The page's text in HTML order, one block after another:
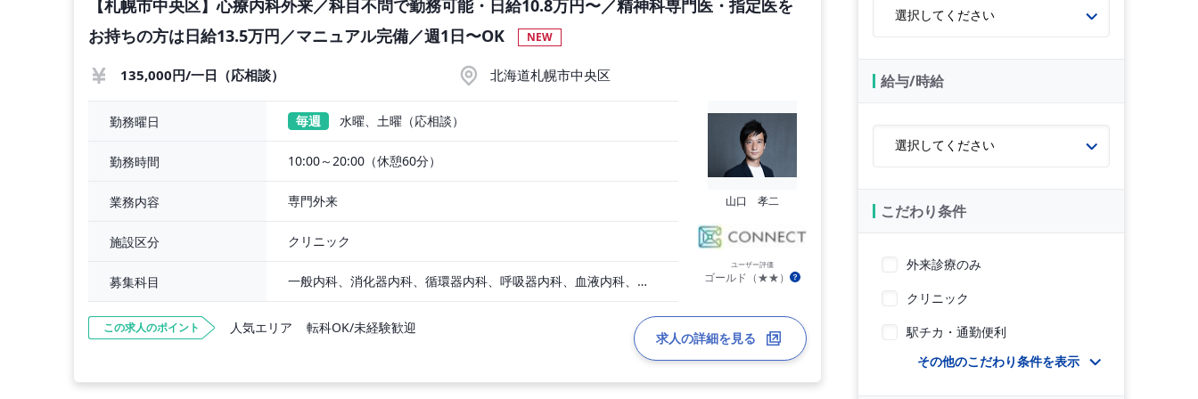
【札幌市中央区】心療内科外来／科目不問で勤務可能・日給10.8万円〜／精神科専門医・指定医を
お持ちの方は日給13.5万円／マニュアル完備／週1日〜OK
NEW
135,000円/一日（応相談） 北海道札幌市中央区
勤務曜日 毎週 水曜、土曜（応相談）
勤務時間 10:00～20:00（休憩60分）
業務内容 専門外来
施設区分 クリニック
募集科目 一般内科、消化器内科、循環器内科、呼吸器内科、血液内科、心療内科、脳神経内科、内分泌内科、老人内科、一般外科、消化器外科、心臓外科、呼吸器外科、脳神経外科、整形外科、形成外科、リハビリテーション科、小児科、産婦人科、婦人科、精神科、眼科、耳鼻咽喉科、皮膚科、泌尿器科、放射線科、人工透析、麻酔科、美容外科、人間ドック・検診、その他
山口 孝二
ユーザー評価
ゴールド（★★）
この求人のポイント 人気エリア 転科OK/未経験歓迎
求人の詳細を見る
給与/時給
こだわり条件
外来診療のみ
クリニック
駅チカ・通勤便利
その他のこだわり条件を表示